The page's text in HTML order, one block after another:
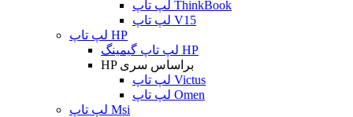
لپ تاپ ThinkBook
لپ تاپ V15
لپ تاپ HP
لپ تاپ گیمینگ HP
HP براساس سری
لپ تاپ Victus
لپ تاپ Omen
لپ تاپ Msi